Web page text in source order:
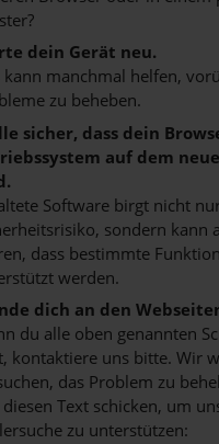
dein Gerät neu.
kann manchmal helfen,
zu beheben.
sicher, dass dein
auf dem
Software birgt nicht
sondern kann
dass bestimmte
werden.
dich an den
du alle oben genannten
kontaktiere uns bitte. Wir
das Problem zu
diesen Text schicken, um
zu unterstützen: